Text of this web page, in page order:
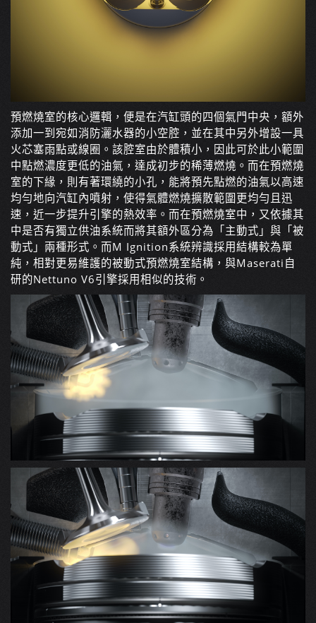
預燃燒室的核心邏輯，便是在汽缸頭的四個氣門中央，額外
添加一到宛如消防灑水器的小空腔，並在其中另外增設一具
火芯塞雨點或線圈。該腔室由於體積小，因此可於此小範圍
中點燃濃度更低的油氣，達成初步的稀薄燃燒。而在預燃燒
室的下緣，則有著環繞的小孔，能將預先點燃的油氣以高速
均勻地向汽缸內噴射，使得氣體燃燒擴散範圍更均勻且迅
速，近一步提升引擎的熱效率。而在預燃燒室中，又依據其
中是否有獨立供油系統而將其額外區分為「主動式」與「被
動式」兩種形式。而M Ignition系統辨識採用結構較為單
純，相對更易維護的被動式預燃燒室結構，與Maserati自
研的Nettuno V6引擎採用相似的技術。